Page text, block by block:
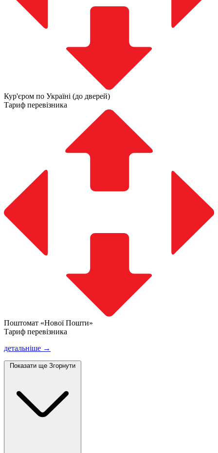
Кур'єром по Україні (до дверей)
Тариф перевізника
Поштомат «Нової Пошти»
Тариф перевізника
детальніше →
Показати ще Згорнути